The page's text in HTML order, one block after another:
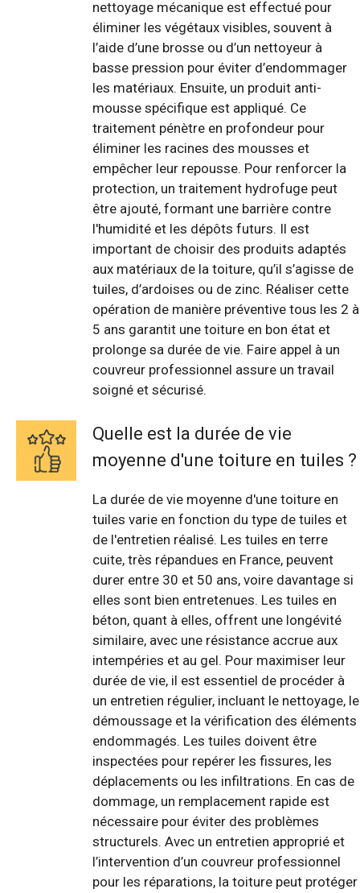
nettoyage mécanique est effectué pour
éliminer les végétaux visibles, souvent à
l’aide d’une brosse ou d’un nettoyeur à
basse pression pour éviter d’endommager
les matériaux. Ensuite, un produit anti-
mousse spécifique est appliqué. Ce
traitement pénètre en profondeur pour
éliminer les racines des mousses et
empêcher leur repousse. Pour renforcer la
protection, un traitement hydrofuge peut
être ajouté, formant une barrière contre
l'humidité et les dépôts futurs. Il est
important de choisir des produits adaptés
aux matériaux de la toiture, qu’il s’agisse de
tuiles, d’ardoises ou de zinc. Réaliser cette
opération de manière préventive tous les 2 à
5 ans garantit une toiture en bon état et
prolonge sa durée de vie. Faire appel à un
couvreur professionnel assure un travail
soigné et sécurisé.
Quelle est la durée de vie
moyenne d'une toiture en tuiles ?
La durée de vie moyenne d'une toiture en
tuiles varie en fonction du type de tuiles et
de l'entretien réalisé. Les tuiles en terre
cuite, très répandues en France, peuvent
durer entre 30 et 50 ans, voire davantage si
elles sont bien entretenues. Les tuiles en
béton, quant à elles, offrent une longévité
similaire, avec une résistance accrue aux
intempéries et au gel. Pour maximiser leur
durée de vie, il est essentiel de procéder à
un entretien régulier, incluant le nettoyage, le
démoussage et la vérification des éléments
endommagés. Les tuiles doivent être
inspectées pour repérer les fissures, les
déplacements ou les infiltrations. En cas de
dommage, un remplacement rapide est
nécessaire pour éviter des problèmes
structurels. Avec un entretien approprié et
l’intervention d’un couvreur professionnel
pour les réparations, la toiture peut protéger